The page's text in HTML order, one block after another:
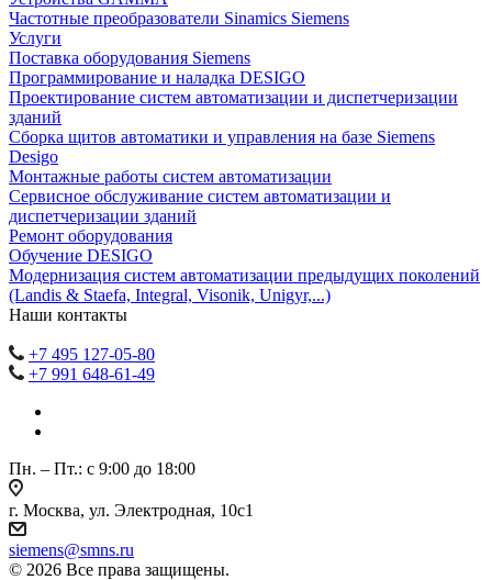
Частотные преобразователи Sinamics Siemens
Услуги
Поставка оборудования Siemens
Программирование и наладка DESIGO
Проектирование систем автоматизации и диспетчеризации
зданий
Сборка щитов автоматики и управления на базе Siemens
Desigo
Монтажные работы систем автоматизации
Сервисное обслуживание систем автоматизации и
диспетчеризации зданий
Ремонт оборудования
Обучение DESIGO
Модернизация систем автоматизации предыдущих поколений
(Landis & Staefa, Integral, Visonik, Unigyr,...)
Наши контакты
+7 495 127-05-80
+7 991 648-61-49
Пн. – Пт.: с 9:00 до 18:00
г. Москва, ул. Электродная, 10с1
siemens@smns.ru
© 2026 Все права защищены.